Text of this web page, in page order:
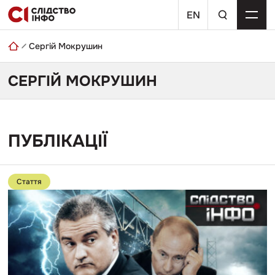
Skip
to
content
EN
пошуковий
запит
Сергій Мокрушин
СЕРГІЙ МОКРУШИН
ПУБЛІКАЦІЇ
Перейти
до
публікації
КРИМСЬКА
ПРИМАРА
Стаття